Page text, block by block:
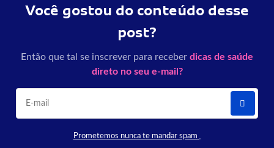
Você gostou do conteúdo desse
post?
Então que tal se inscrever para receber dicas de saúde
direto no seu e-mail?
Prometemos nunca te mandar spam